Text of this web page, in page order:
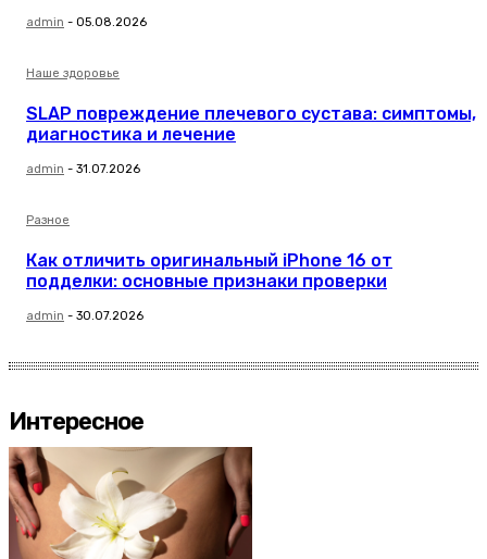
admin - 05.08.2026
Наше здоровье
SLAP повреждение плечевого сустава: симптомы,
диагностика и лечение
admin - 31.07.2026
Разное
Как отличить оригинальный iPhone 16 от
подделки: основные признаки проверки
admin - 30.07.2026
Интересное